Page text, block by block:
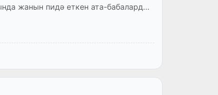
жанын пидә еткен ата-бабаларды